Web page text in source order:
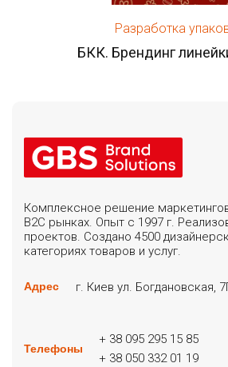
Разработка
БКК. Брендинг
Комплексное решение
B2C рынках. Опыт с 1997 г.
проектов. Создано 4500
категориях товаров и услуг.
Адрес г. Киев ул. Богдановская,
Телефоны
+ 38 095 295 15 85
+ 38 050 332 01 19